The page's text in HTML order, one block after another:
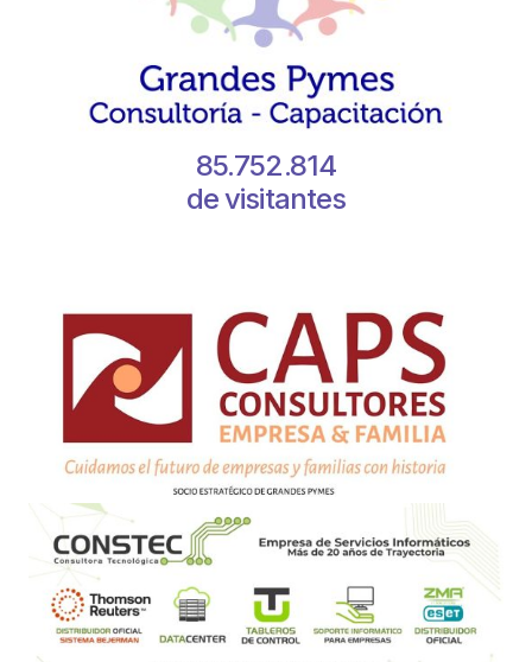
85.752.814
de visitantes